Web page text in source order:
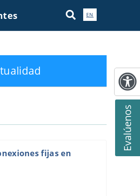
EN
Evalúenos
fijas en